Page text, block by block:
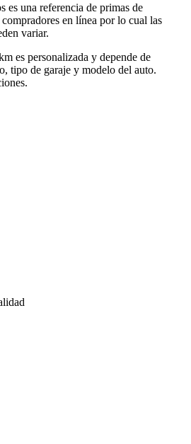
es una referencia de primas de
en línea por lo cual las
variar.
es personalizada y depende de
tipo de garaje y modelo del auto.